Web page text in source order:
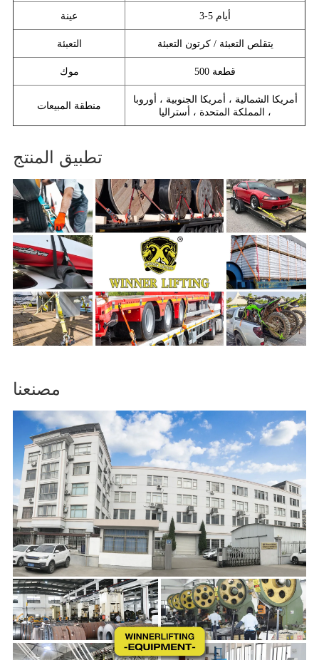
عينة 3-5 أيام
التعبئة يتقلص التعبئة / كرتون التعبئة
موك 500 قطعة
منطقة المبيعات
أمريكا الشمالية ، أمريكا الجنوبية ، أوروبا
، المملكة المتحدة ، أستراليا
تطبيق المنتج
مصنعنا